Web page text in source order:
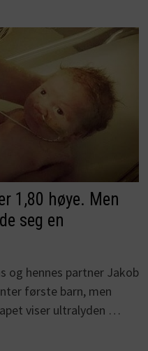
1,80 høye. Men
seg en
og hennes partner Jakob
første barn, men
viser ultralyden …